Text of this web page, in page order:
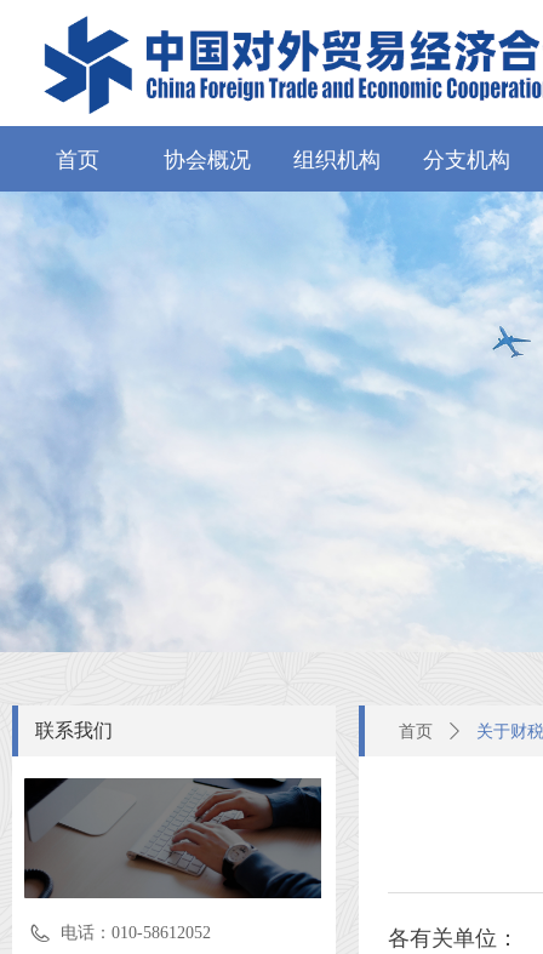
首页 协会概况 组织机构 分支机构
电话： 010-58612052
联系我们
各有关单位
首页 ꄲ 关于财